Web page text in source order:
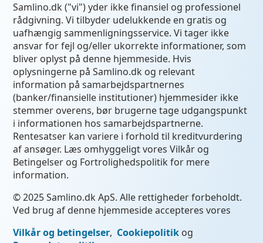
Samlino.dk ("vi") yder ikke finansiel og professionel
rådgivning. Vi tilbyder udelukkende en gratis og
uafhængig sammenligningsservice. Vi tager ikke
ansvar for fejl og/eller ukorrekte informationer, som
bliver oplyst på denne hjemmeside. Hvis
oplysningerne på Samlino.dk og relevant
information på samarbejdspartnernes
(banker/finansielle institutioner) hjemmesider ikke
stemmer overens, bør brugerne tage udgangspunkt
i informationen hos samarbejdspartnerne.
Rentesatser kan variere i forhold til kreditvurdering
af ansøger. Læs omhyggeligt vores Vilkår og
Betingelser og Fortrolighedspolitik for mere
information.
© 2025 Samlino.dk ApS. Alle rettigheder forbeholdt.
Ved brug af denne hjemmeside accepteres vores
Vilkår og betingelser, Cookiepolitik og